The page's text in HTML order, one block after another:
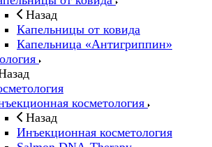
Назад
Капельницы от ковида
Капельница «Антигриппин»
косметология
Назад
Инъекционная косметология